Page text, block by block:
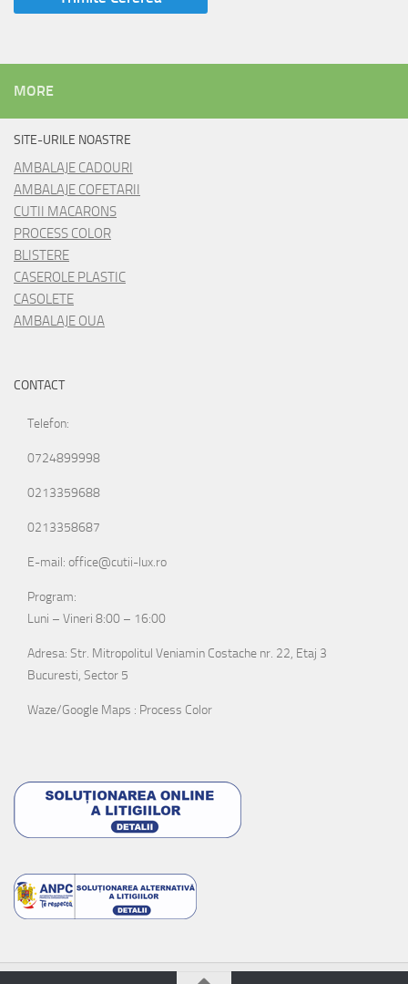
MORE
SITE-URILE NOASTRE
AMBALAJE CADOURI
AMBALAJE COFETARII
CUTII MACARONS
PROCESS COLOR
BLISTERE
CASEROLE PLASTIC
CASOLETE
AMBALAJE OUA
CONTACT
Telefon:
0724899998
0213359688
0213358687
E-mail: office@cutii-lux.ro
Program:
Luni – Vineri 8:00 – 16:00
Adresa: Str. Mitropolitul Veniamin Costache nr. 22, Etaj 3
Bucuresti, Sector 5
Waze/Google Maps : Process Color